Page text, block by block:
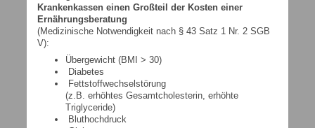
Krankenkassen einen Großteil der Kosten einer
Ernährungsberatung
(Medizinische Notwendigkeit nach § 43 Satz 1 Nr. 2 SGB
V):
Übergewicht (BMI > 30)
Diabetes
Fettstoffwechselstörung
(z.B. erhöhtes Gesamtcholesterin, erhöhte
Triglyceride)
Bluthochdruck